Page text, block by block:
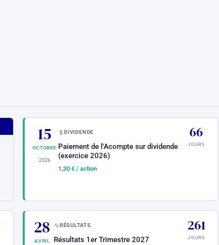
15
OCTOBRE
2026
DIVIDENDE
Paiement de l'Acompte sur dividende
(exercice 2026)
1,30 € / action
66
JOURS
28
AVRIL
RÉSULTATS
Résultats 1er Trimestre 2027
261
JOURS